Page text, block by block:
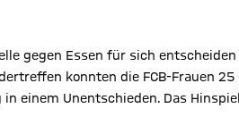
gegen Essen für sich
konnten die FCB-Frauen
einem Unentschieden. Das